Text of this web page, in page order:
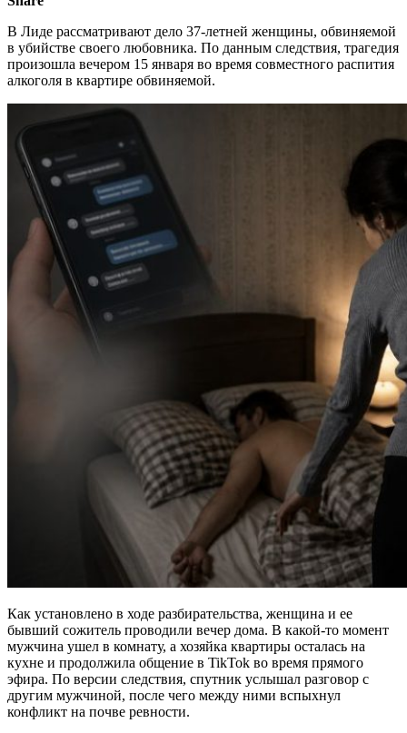
В Лиде рассматривают дело 37-летней женщины, обвиняемой
в убийстве своего любовника. По данным следствия, трагедия
произошла вечером 15 января во время совместного распития
алкоголя в квартире обвиняемой.
Как установлено в ходе разбирательства, женщина и ее
бывший сожитель проводили вечер дома. В какой-то момент
мужчина ушел в комнату, а хозяйка квартиры осталась на
кухне и продолжила общение в TikTok во время прямого
эфира. По версии следствия, спутник услышал разговор с
другим мужчиной, после чего между ними вспыхнул
конфликт на почве ревности.